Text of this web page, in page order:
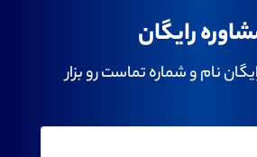
رایگان
نام و شماره تماست رو بزار